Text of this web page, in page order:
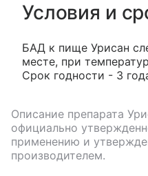
Условия и
БАД к пище Урисан
месте, при
Срок годности - 3
Описание препарата
официально
применению и
производителем.